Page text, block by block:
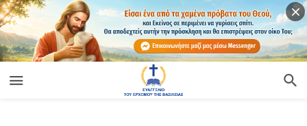
189 Ω Θεέ μου, η καρδιά μου Σου ανήκει ήδη